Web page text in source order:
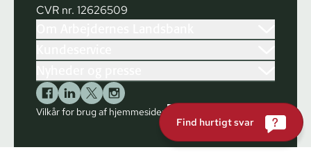
CVR nr. 12626509
Vilkår for brug af hjemmesiden
Find hurtigt svar